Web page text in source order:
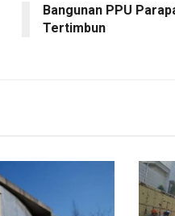
Bangunan PPU
Tertimbun